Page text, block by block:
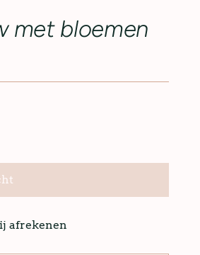
met bloemen
afrekenen